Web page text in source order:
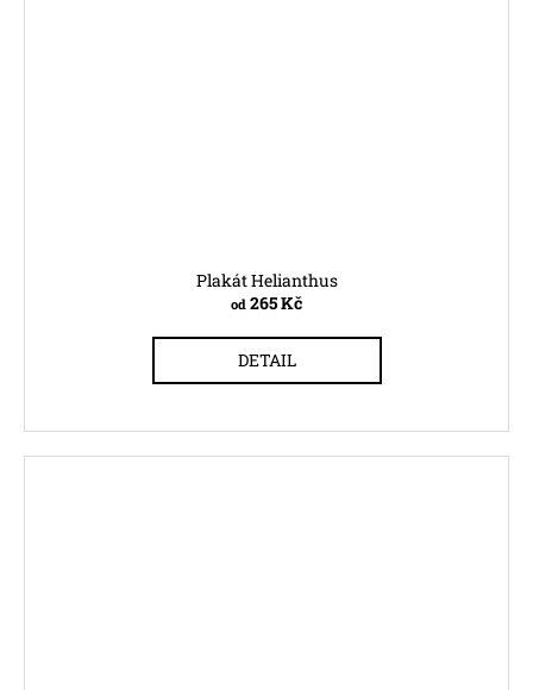
Plakát Helianthus
od 265 Kč
DETAIL